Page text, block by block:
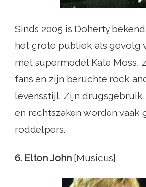
Sinds 2005 is Doherty
het grote publiek als gevolg
met supermodel Kate Moss,
fans en zijn beruchte rock
levensstijl. Zijn
en rechtszaken worden vaak
roddelpers.
6. Elton John [Musicus]